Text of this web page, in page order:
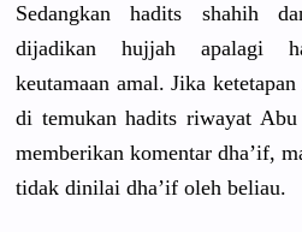
Sedangkan hadits shahih
dijadikan hujjah apalagi
keutamaan amal. Jika
di temukan hadits riwayat
memberikan komentar dha’if,
tidak dinilai dha’if oleh beliau.